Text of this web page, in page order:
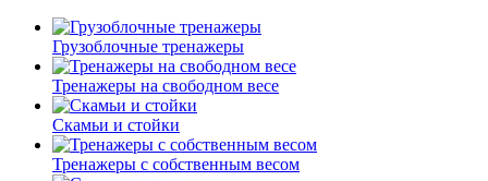
Грузоблочные тренажеры
Тренажеры на свободном весе
Скамьи и стойки
Тренажеры с собственным весом